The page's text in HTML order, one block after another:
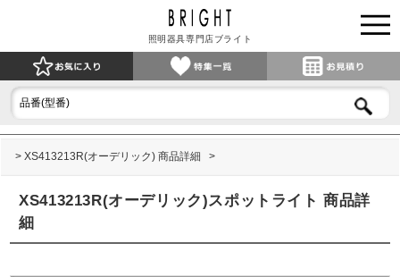
照明器具専門店ブライト
XS413213R(オーデリック) 商品詳細
XS413213R(オーデリック)スポットライト 商品詳
細